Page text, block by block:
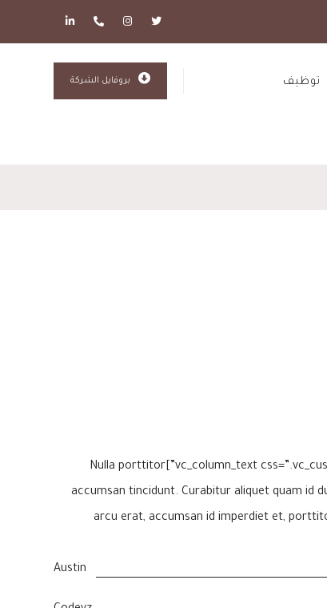
توظيف بروفايل الشركة
[cz_gap height=”30px” id=”cz_53119″][/vc_column][vc_column width=”1/3″][vc_column_text css=”.vc_custom_1497307579609{margin-bottom: 40px !important;}”]Nulla porttitor
accumsan tincidunt. Curabitur aliquet quam id
arcu erat, accumsan id imperdiet et,
Austin